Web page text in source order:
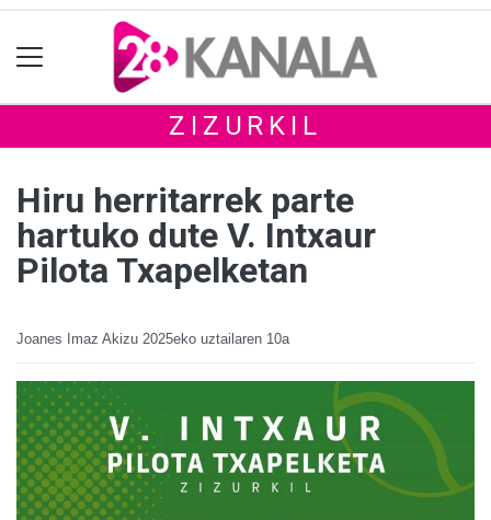
ZIZURKIL
Hiru herritarrek parte
hartuko dute V. Intxaur
Pilota Txapelketan
Joanes Imaz Akizu 2025eko uztailaren 10a